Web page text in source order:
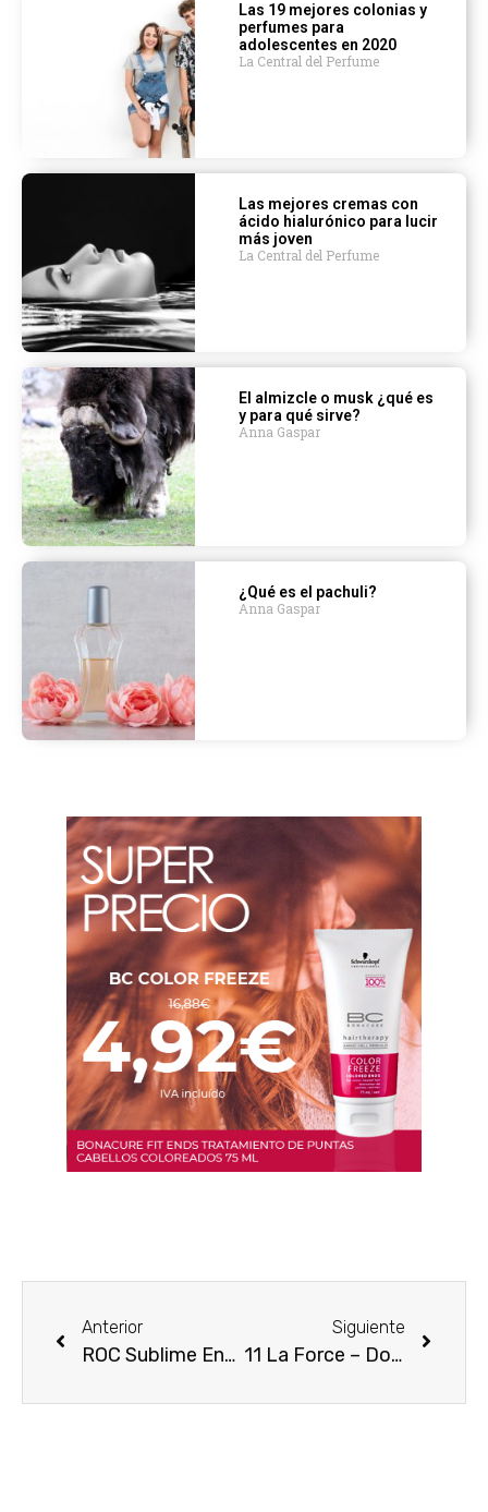
Las 19 mejores colonias y
perfumes para
adolescentes en 2020
La Central del Perfume
Las mejores cremas con
ácido hialurónico para lucir
más joven
La Central del Perfume
El almizcle o musk ¿qué es
y para qué sirve?
Anna Gaspar
¿Qué es el pachuli?
Anna Gaspar
Anterior
ROC Sublime Energy Contorno de ojos E-Pulse
Siguiente
11 La Force – Dolce & Gabbana